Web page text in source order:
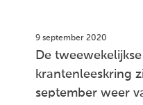
9 september 2020
De
krantenleeskring
september weer